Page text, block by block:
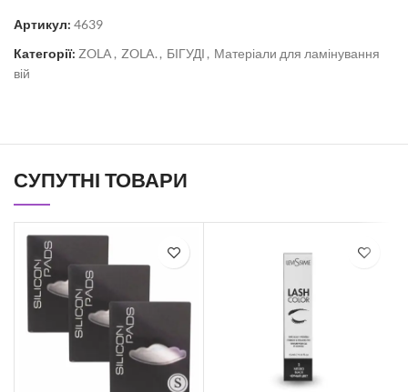
Артикул: 4639
Категорії: ZOLA , ZOLA. , БІГУДІ , Матеріали для ламінування
вій
СУПУТНІ ТОВАРИ